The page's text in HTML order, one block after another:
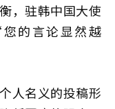
，驻韩中国大使
的言论显然越
人名义的投稿形